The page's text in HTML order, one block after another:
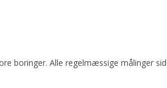
boringer. Alle regelmæssige målinger